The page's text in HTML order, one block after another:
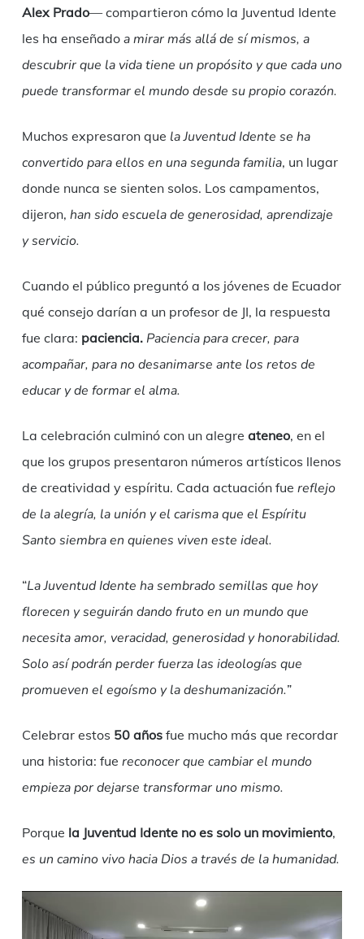
Alex Prado— compartieron cómo la Juventud Idente
les ha enseñado a mirar más allá de sí mismos, a
descubrir que la vida tiene un propósito y que cada uno
puede transformar el mundo desde su propio corazón.
Muchos expresaron que la Juventud Idente se ha
convertido para ellos en una segunda familia, un lugar
donde nunca se sienten solos. Los campamentos,
dijeron, han sido escuela de generosidad, aprendizaje
y servicio.
Cuando el público preguntó a los jóvenes de Ecuador
qué consejo darían a un profesor de JI, la respuesta
fue clara: paciencia. Paciencia para crecer, para
acompañar, para no desanimarse ante los retos de
educar y de formar el alma.
La celebración culminó con un alegre ateneo, en el
que los grupos presentaron números artísticos llenos
de creatividad y espíritu. Cada actuación fue reflejo
de la alegría, la unión y el carisma que el Espíritu
Santo siembra en quienes viven este ideal.
“La Juventud Idente ha sembrado semillas que hoy
florecen y seguirán dando fruto en un mundo que
necesita amor, veracidad, generosidad y honorabilidad.
Solo así podrán perder fuerza las ideologías que
promueven el egoísmo y la deshumanización.”
Celebrar estos 50 añosfue mucho más que recordar
una historia: fue reconocer que cambiar el mundo
empieza por dejarse transformar uno mismo.
Porque la Juventud Idente no es solo un movimiento,
es un camino vivo hacia Dios a través de la humanidad.
Reproductor